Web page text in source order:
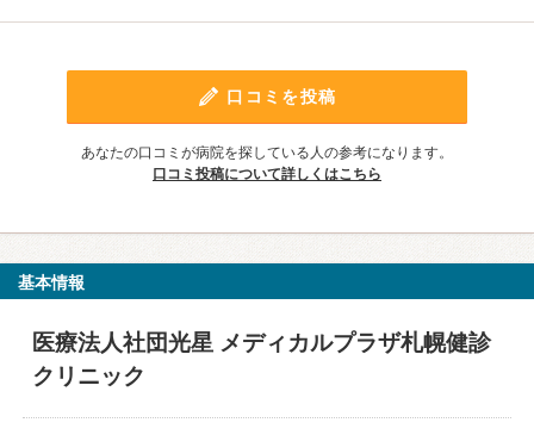
口コミを投稿
あなたの口コミが病院を探している人の参考になります。
口コミ投稿について詳しくはこちら
基本情報
医療法人社団光星 メディカルプラザ札幌健診
クリニック